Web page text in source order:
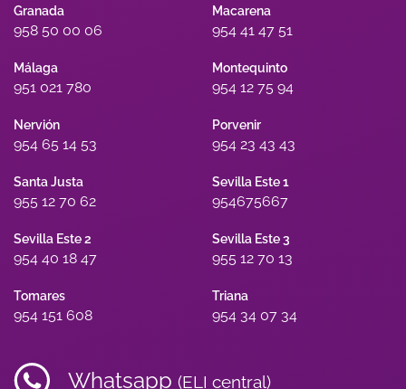
Granada
958 50 00 06
Macarena
954 41 47 51
Málaga
951 021 780
Montequinto
954 12 75 94
Nervión
954 65 14 53
Porvenir
954 23 43 43
Santa Justa
955 12 70 62
Sevilla Este 1
954675667
Sevilla Este 2
954 40 18 47
Sevilla Este 3
955 12 70 13
Tomares
954 151 608
Triana
954 34 07 34
Whatsapp (ELI central)